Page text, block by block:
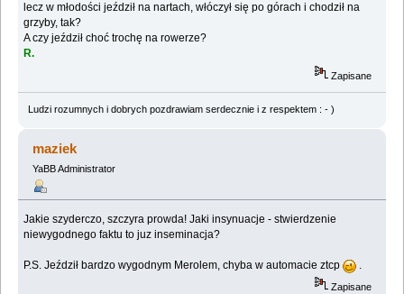
lecz w młodości jeździł na nartach, włóczył się po górach i chodził na
grzyby, tak?
A czy jeździł choć trochę na rowerze?
R.
Zapisane
Ludzi rozumnych i dobrych pozdrawiam serdecznie i z respektem : - )
maziek
YaBB Administrator
Jakie szyderczo, szczyra prowda! Jaki insynuacje - stwierdzenie
niewygodnego faktu to juz inseminacja?
P.S. Jeździł bardzo wygodnym Merolem, chyba w automacie ztcp .
Zapisane